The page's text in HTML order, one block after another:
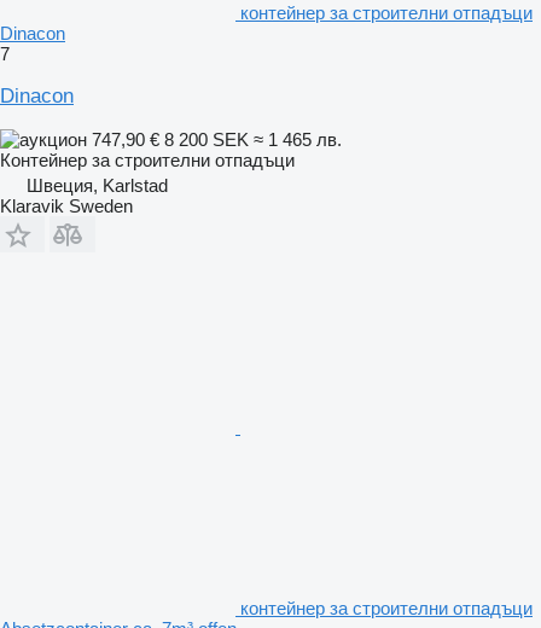
контейнер за строителни отпадъци
Dinacon
7
Dinacon
747,90 € 8 200 SEK ≈ 1 465 лв.
Контейнер за строителни отпадъци
Швеция, Karlstad
Klaravik Sweden
контейнер за строителни отпадъци